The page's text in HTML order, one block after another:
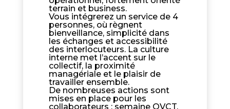
terrain et business.
Vous intégrerez un service de 4
personnes, où règnent
bienveillance, simplicité dans
les échanges et accessibilité
des interlocuteurs. La culture
interne met l’accent sur le
collectif, la proximité
managériale et le plaisir de
travailler ensemble.
De nombreuses actions sont
mises en place pour les
collaborateurs : semaine QVCT,